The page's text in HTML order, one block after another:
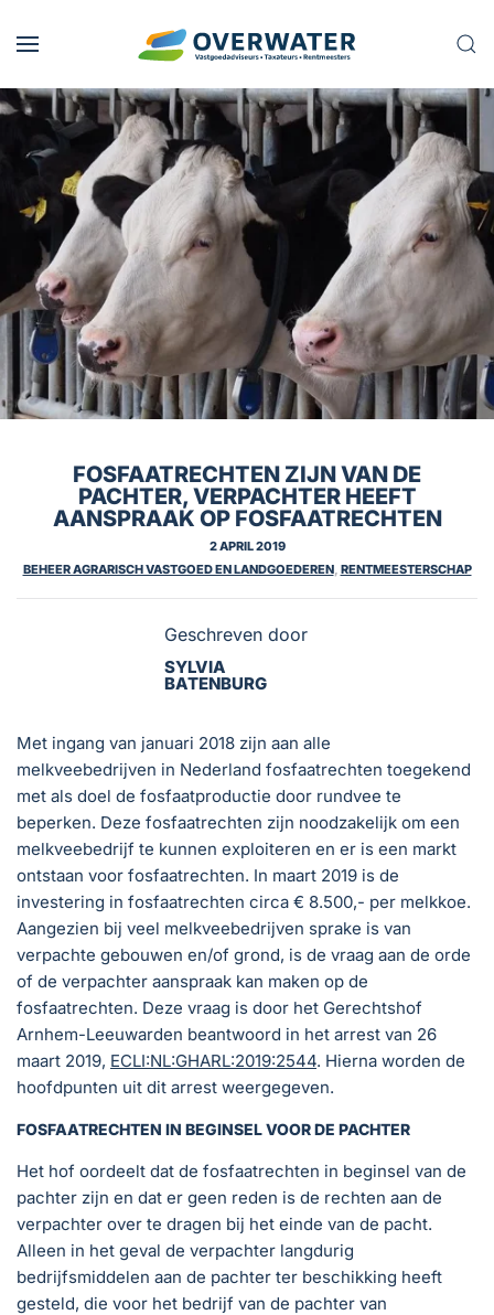
Skip to main content
FOSFAATRECHTEN ZIJN VAN DE
PACHTER, VERPACHTER HEEFT
AANSPRAAK OP FOSFAATRECHTEN
2 APRIL 2019
BEHEER AGRARISCH VASTGOED EN LANDGOEDEREN, RENTMEESTERSCHAP
Geschreven door
SYLVIA
BATENBURG
Met ingang van januari 2018 zijn aan alle
melkveebedrijven in Nederland fosfaatrechten toegekend
met als doel de fosfaatproductie door rundvee te
beperken. Deze fosfaatrechten zijn noodzakelijk om een
melkveebedrijf te kunnen exploiteren en er is een markt
ontstaan voor fosfaatrechten. In maart 2019 is de
investering in fosfaatrechten circa € 8.500,- per melkkoe.
Aangezien bij veel melkveebedrijven sprake is van
verpachte gebouwen en/of grond, is de vraag aan de orde
of de verpachter aanspraak kan maken op de
fosfaatrechten. Deze vraag is door het Gerechtshof
Arnhem-Leeuwarden beantwoord in het arrest van 26
maart 2019, ECLI:NL:GHARL:2019:2544. Hierna worden de
hoofdpunten uit dit arrest weergegeven.
FOSFAATRECHTEN IN BEGINSEL VOOR DE PACHTER
Het hof oordeelt dat de fosfaatrechten in beginsel van de
pachter zijn en dat er geen reden is de rechten aan de
verpachter over te dragen bij het einde van de pacht.
Alleen in het geval de verpachter langdurig
bedrijfsmiddelen aan de pachter ter beschikking heeft
gesteld, die voor het bedrijf van de pachter van